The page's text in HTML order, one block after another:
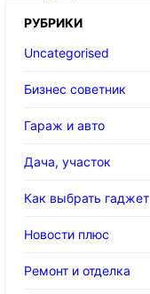
РУБРИКИ
Uncategorised
Бизнес советник
Гараж и авто
Дача, участок
Как выбрать гаджет
Новости плюс
Ремонт и отделка